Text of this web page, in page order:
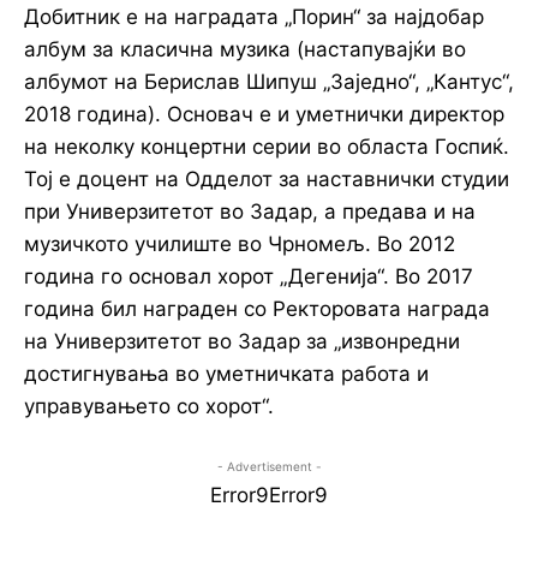
Добитник е на наградата „Порин“ за најдобар
албум за класична музика (настапувајќи во
албумот на Берислав Шипуш „Заједно“, „Кантус“,
2018 година). Основач е и уметнички директор
на неколку концертни серии во областа Госпиќ.
Тој е доцент на Одделот за наставнички студии
при Универзитетот во Задар, а предава и на
музичкото училиште во Чрномељ. Во 2012
година го основал хорот „Дегенија“. Во 2017
година бил награден со Ректоровата награда
на Универзитетот во Задар за „извонредни
достигнувања во уметничката работа и
управувањето со хорот“.
- Advertisement -
Error9Error9